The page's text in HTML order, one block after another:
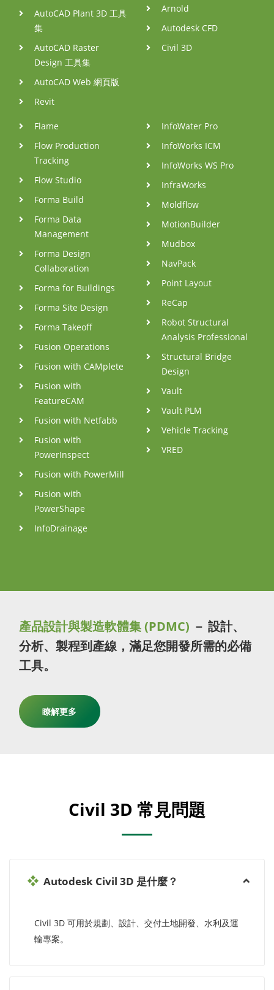
AutoCAD Plant 3D 工具
集
AutoCAD Raster
Design 工具集
AutoCAD Web 網頁版
Revit
Arnold
Autodesk CFD
Civil 3D
Flame
Flow Production
Tracking
Flow Studio
Forma Build
Forma Data
Management
Forma Design
Collaboration
Forma for Buildings
Forma Site Design
Forma Takeoff
Fusion Operations
Fusion with CAMplete
Fusion with
FeatureCAM
Fusion with Netfabb
Fusion with
PowerInspect
Fusion with PowerMill
Fusion with
PowerShape
InfoDrainage
InfoWater Pro
InfoWorks ICM
InfoWorks WS Pro
InfraWorks
Moldflow
MotionBuilder
Mudbox
NavPack
Point Layout
ReCap
Robot Structural
Analysis Professional
Structural Bridge
Design
Vault
Vault PLM
Vehicle Tracking
VRED
產品設計與製造軟體集 (PDMC) － 設計、
分析、製程到產線，滿足您開發所需的必備
工具。
瞭解更多
Civil 3D 常見問題
Autodesk Civil 3D 是什麼？
Civil 3D 可用於規劃、設計、交付土地開發、水利及運
輸專案。